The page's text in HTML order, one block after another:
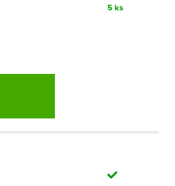
5 ks